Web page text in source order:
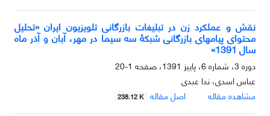
نقش و عملکرد زن در تبلیغات بازرگانی تلویزیون ایران «تحلیل
محتوای پیام‎های بازرگانی شبکۀ سه سیما در مهر، آبان و آذر ماه
سال 1391»
دوره 3، شماره 6، پاییز 1391، صفحه
1-20
عباس اسدی، ندا عبدی
مشاهده مقاله
اصل مقاله 238.12 K